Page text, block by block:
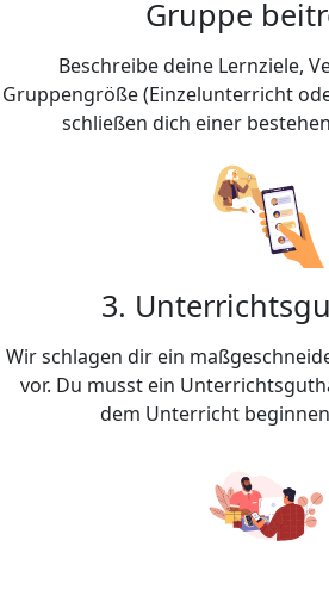
Gruppe
Beschreibe deine Lernziele,
Gruppengröße (Einzelunterricht
schließen dich einer
3.
Wir schlagen dir ein
vor. Du musst ein
dem Unterricht